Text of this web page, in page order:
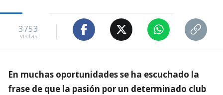
3753
visitas
En muchas oportunidades se ha escuchado la
frase de que la pasión por un determinado club